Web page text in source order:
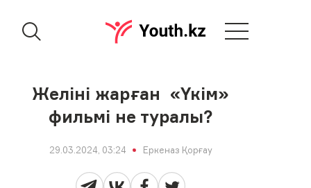
Желіні жарған «Үкім»
фильмі не туралы?
29.03.2024, 03:24 Еркеназ Қорғау